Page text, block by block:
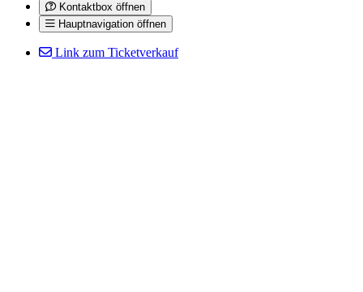
Kontaktbox öffnen
Hauptnavigation öffnen
Link zum Ticketverkauf